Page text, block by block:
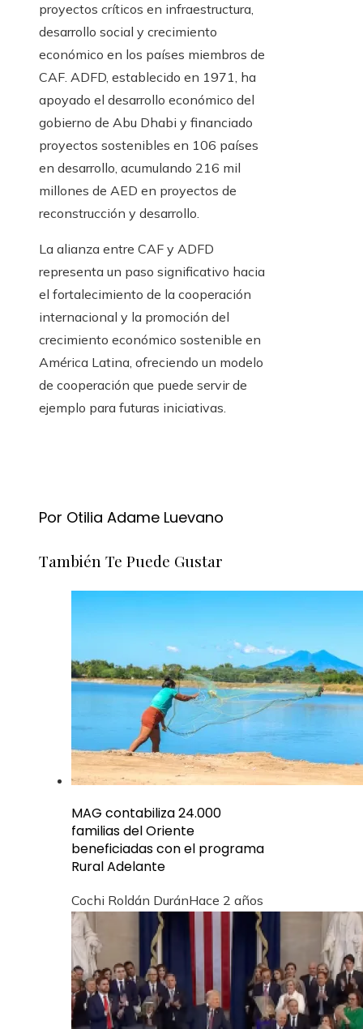
proyectos críticos en infraestructura,
desarrollo social y crecimiento
económico en los países miembros de
CAF. ADFD, establecido en 1971, ha
apoyado el desarrollo económico del
gobierno de Abu Dhabi y financiado
proyectos sostenibles en 106 países
en desarrollo, acumulando 216 mil
millones de AED en proyectos de
reconstrucción y desarrollo.
La alianza entre CAF y ADFD
representa un paso significativo hacia
el fortalecimiento de la cooperación
internacional y la promoción del
crecimiento económico sostenible en
América Latina, ofreciendo un modelo
de cooperación que puede servir de
ejemplo para futuras iniciativas.
Por Otilia Adame Luevano
También Te Puede Gustar
MAG contabiliza 24.000
familias del Oriente
beneficiadas con el programa
Rural Adelante
Cochi Roldán DuránHace 2 años